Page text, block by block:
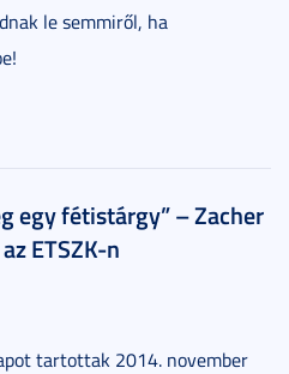
le semmiről, ha
egy fétistárgy” – Zacher
ETSZK-n
tartottak 2014. november